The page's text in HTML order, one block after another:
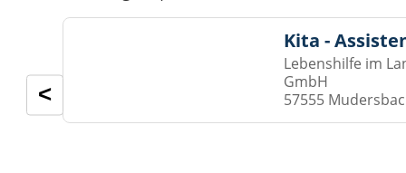
Kita -
Lebenshilfe im
GmbH
57555
<